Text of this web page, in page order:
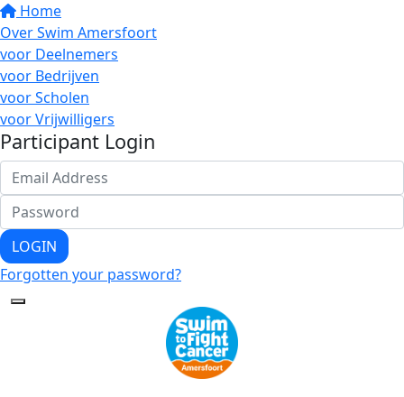
Home
Over Swim Amersfoort
voor Deelnemers
voor Bedrijven
voor Scholen
voor Vrijwilligers
Participant Login
LOGIN
Forgotten your password?